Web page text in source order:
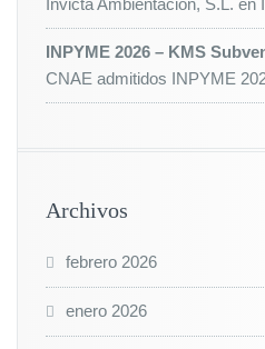
Invicta Ambientación, S.L. en
INPYME 2026 – KMS
CNAE admitidos INPYME
Archivos
febrero 2026
enero 2026